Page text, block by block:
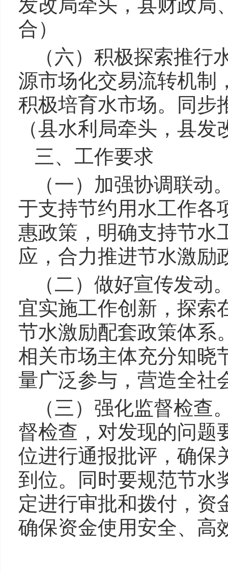
发改局牵头，县财政局
合）
（六）积极探索推
源市场化交易流转机制
积极培育水市场。同步
（县水利局牵头，县
三、工作要求
（一）加强协调联
于支持节约用水工作各
惠政策，明确支持节水
应，合力推进节水激励
（二）做好宣传发
宜实施工作创新，探索
节水激励配套政策体系
相关市场主体充分知晓
量广泛参与，营造全社
（三）强化监督检
督检查，对发现的问题
位进行通报批评，确保
到位。同时要规范节水
定进行审批和拨付，资
确保资金使用安全、高